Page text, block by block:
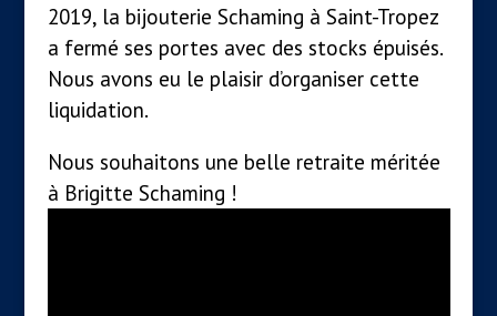
2019, la bijouterie Schaming à Saint-Tropez
a fermé ses portes avec des stocks épuisés.
Nous avons eu le plaisir d’organiser cette
liquidation.
Nous souhaitons une belle retraite méritée
à Brigitte Schaming !